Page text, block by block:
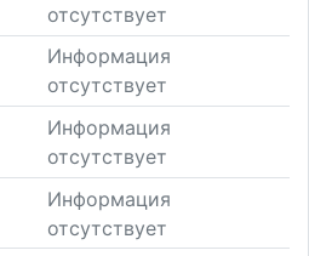
отсутствует
Информация
отсутствует
Информация
отсутствует
Информация
отсутствует